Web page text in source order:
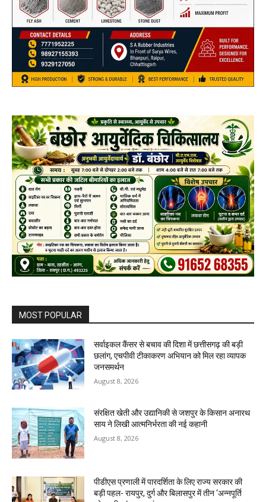
MOST POPULAR
सर्वाइकल कैंसर से बचाव की दिशा में छत्तीसगढ़ की बड़ी
छलांग, एचपीवी टीकाकरण अभियान को मिल रहा व्यापक
जनसमर्थन
August 8, 2026
संरक्षित खेती और उद्यानिकी से जशपुर के किसान अनारथ
साय ने लिखी आत्मनिर्भरता की नई कहानी
August 8, 2026
पीडीएस प्रणाली में पारदर्शिता के लिए राज्य सरकार की
बड़ी पहल- रायपुर, दुर्ग और बिलासपुर में तीन ‘अन्नपूर्ति